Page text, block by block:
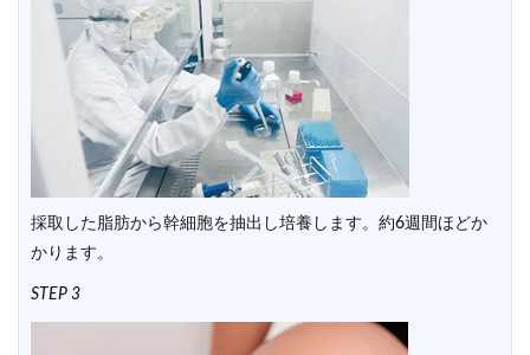
採取した脂肪から幹細胞を抽出し培養します。約6週間ほどか
かります。
STEP 3